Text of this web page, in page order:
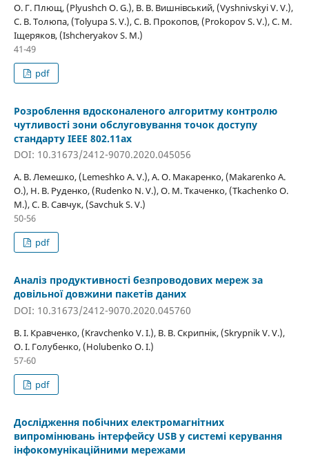
О. Г. Плющ, (Plyushch O. G.), В. В. Вишнівський, (Vyshnivskyi V. V.),
С. В. Толюпа, (Tolyupa S. V.), С. В. Прокопов, (Prokopov S. V.), С. М.
Іщеряков, (Ishcheryakov S. M.)
41-49
pdf
Розроблення вдосконаленого алгоритму контролю
чутливості зони обслуговування точок доступу
стандарту IEEE 802.11ах
DOI: 10.31673/2412-9070.2020.045056
А. В. Лемешко, (Lemeshko A. V.), А. О. Макаренко, (Makarenko А.
О.), Н. В. Руденко, (Rudenko N. V.), О. М. Ткаченко, (Tkachenko O.
M.), С. В. Савчук, (Savchuk S. V.)
50-56
pdf
Аналіз продуктивності безпроводових мереж за
довільної довжини пакетів даних
DOI: 10.31673/2412-9070.2020.045760
В. І. Кравченко, (Kravchenko V. I.), В. В. Скрипнік, (Skrypnik V. V.),
О. І. Голубенко, (Holubenko O. I.)
57-60
pdf
Дослідження побічних електромагнітних
випромінювань інтерфейсу USB у системі керування
інфокомунікаційними мережами